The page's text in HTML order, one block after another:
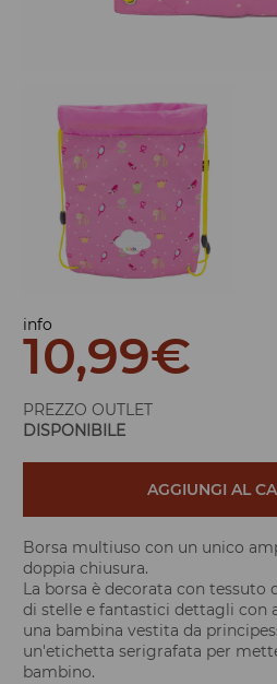
info
10,99€
PREZZO OUTLET
DISPONIBILE
AGGIUNGI AL
Borsa multiuso con un unico
doppia chiusura.
La borsa è decorata con tessuto
di stelle e fantastici dettagli con
una bambina vestita da
un'etichetta serigrafata per
bambino.